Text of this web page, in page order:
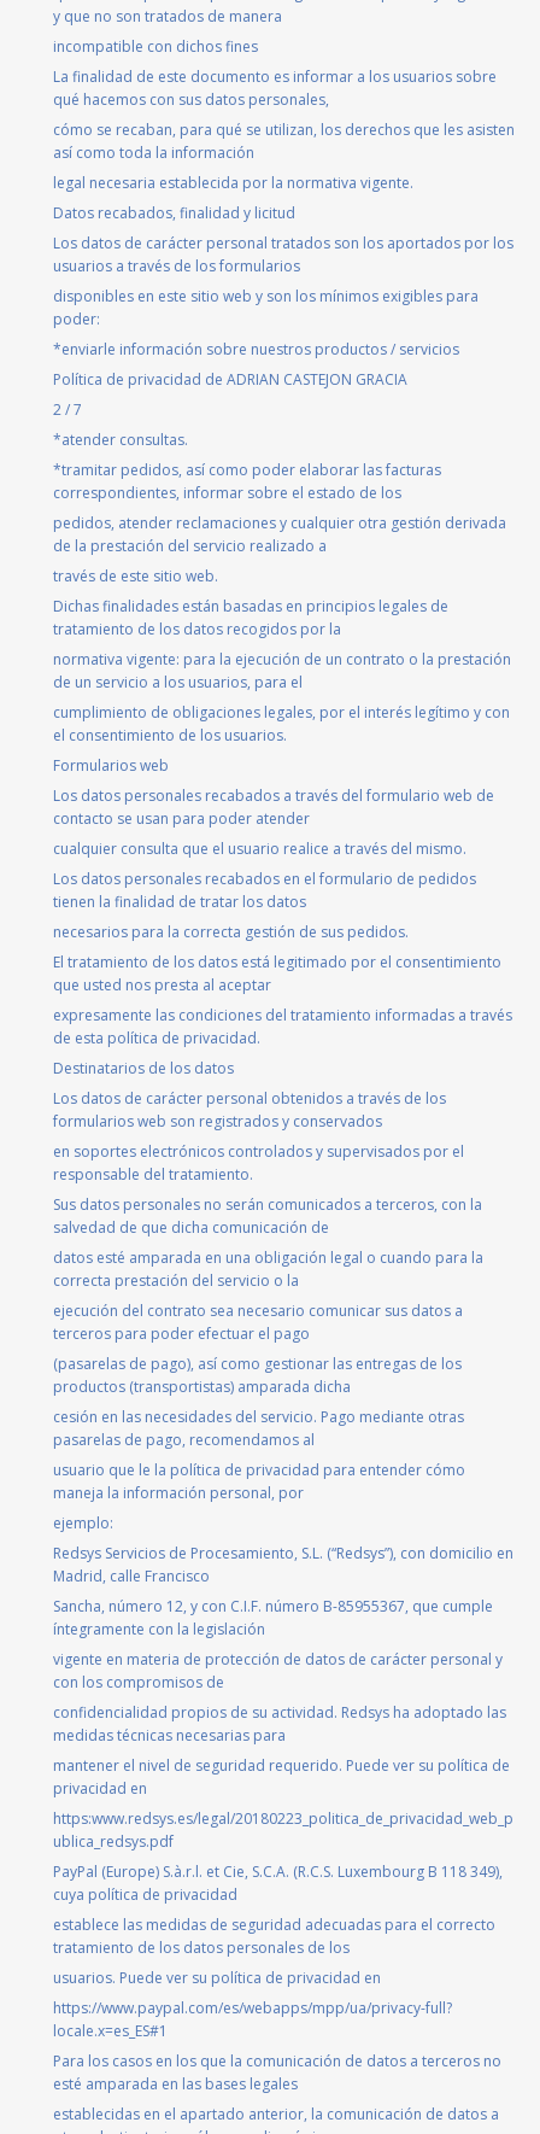
y que no son tratados de manera
incompatible con dichos fines
La finalidad de este documento es informar a los usuarios sobre
qué hacemos con sus datos personales,
cómo se recaban, para qué se utilizan, los derechos que les asisten
así como toda la información
legal necesaria establecida por la normativa vigente.
Datos recabados, finalidad y licitud
Los datos de carácter personal tratados son los aportados por los
usuarios a través de los formularios
disponibles en este sitio web y son los mínimos exigibles para
poder:
*enviarle información sobre nuestros productos / servicios
Política de privacidad de ADRIAN CASTEJON GRACIA
2 / 7
*atender consultas.
*tramitar pedidos, así como poder elaborar las facturas
correspondientes, informar sobre el estado de los
pedidos, atender reclamaciones y cualquier otra gestión derivada
de la prestación del servicio realizado a
través de este sitio web.
Dichas finalidades están basadas en principios legales de
tratamiento de los datos recogidos por la
normativa vigente: para la ejecución de un contrato o la prestación
de un servicio a los usuarios, para el
cumplimiento de obligaciones legales, por el interés legítimo y con
el consentimiento de los usuarios.
Formularios web
Los datos personales recabados a través del formulario web de
contacto se usan para poder atender
cualquier consulta que el usuario realice a través del mismo.
Los datos personales recabados en el formulario de pedidos
tienen la finalidad de tratar los datos
necesarios para la correcta gestión de sus pedidos.
El tratamiento de los datos está legitimado por el consentimiento
que usted nos presta al aceptar
expresamente las condiciones del tratamiento informadas a través
de esta política de privacidad.
Destinatarios de los datos
Los datos de carácter personal obtenidos a través de los
formularios web son registrados y conservados
en soportes electrónicos controlados y supervisados por el
responsable del tratamiento.
Sus datos personales no serán comunicados a terceros, con la
salvedad de que dicha comunicación de
datos esté amparada en una obligación legal o cuando para la
correcta prestación del servicio o la
ejecución del contrato sea necesario comunicar sus datos a
terceros para poder efectuar el pago
(pasarelas de pago), así como gestionar las entregas de los
productos (transportistas) amparada dicha
cesión en las necesidades del servicio. Pago mediante otras
pasarelas de pago, recomendamos al
usuario que le la política de privacidad para entender cómo
maneja la información personal, por
ejemplo:
Redsys Servicios de Procesamiento, S.L. (“Redsys”), con domicilio en
Madrid, calle Francisco
Sancha, número 12, y con C.I.F. número B-85955367, que cumple
íntegramente con la legislación
vigente en materia de protección de datos de carácter personal y
con los compromisos de
confidencialidad propios de su actividad. Redsys ha adoptado las
medidas técnicas necesarias para
mantener el nivel de seguridad requerido. Puede ver su política de
privacidad en
https:www.redsys.es/legal/20180223_politica_de_privacidad_web_p
ublica_redsys.pdf
PayPal (Europe) S.à.r.l. et Cie, S.C.A. (R.C.S. Luxembourg B 118 349),
cuya política de privacidad
establece las medidas de seguridad adecuadas para el correcto
tratamiento de los datos personales de los
usuarios. Puede ver su política de privacidad en
https://www.paypal.com/es/webapps/mpp/ua/privacy-full?
locale.x=es_ES#1
Para los casos en los que la comunicación de datos a terceros no
esté amparada en las bases legales
establecidas en el apartado anterior, la comunicación de datos a